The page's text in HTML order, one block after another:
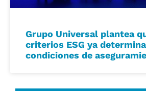
Grupo Universal plantea
criterios ESG ya
condiciones de